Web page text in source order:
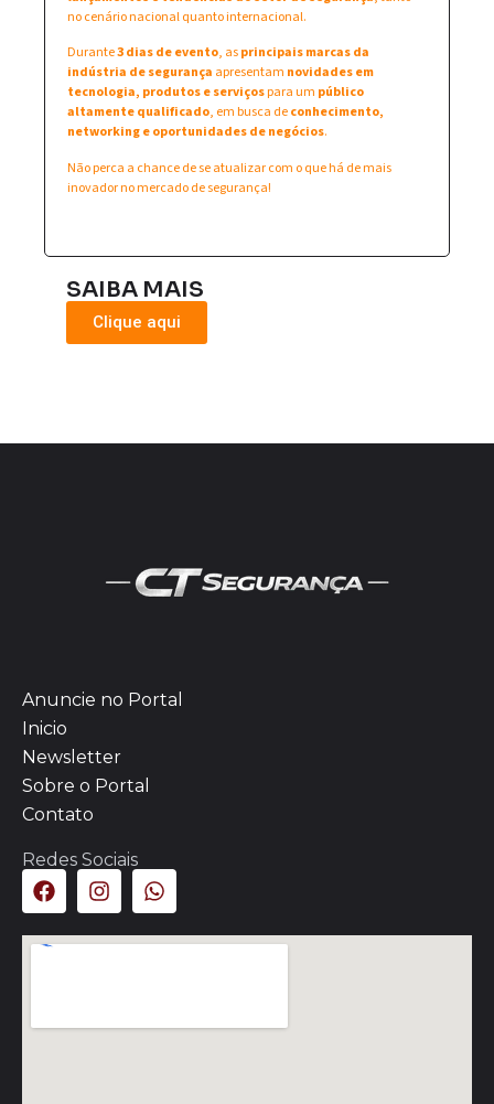
no cenário nacional quanto internacional.
Durante3 dias de evento, asprincipais marcas da
indústria de segurança apresentam novidades em
tecnologia, produtos e serviçospara um público
altamente qualificado, em busca deconhecimento,
networking e oportunidades de negócios.
Não perca a chance de se atualizar com o que há de mais
inovador no mercado de segurança!
SAIBA MAIS
Clique aqui
Anuncie no Portal
Inicio
Newsletter
Sobre o Portal
Contato
Redes Sociais